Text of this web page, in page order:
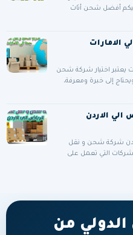
أفضل شحن أثاث
اختيار شركة شحن
إلى خبرة ومعرفة،
الاردن
شركة شحن و نقل
التي تعمل على
من